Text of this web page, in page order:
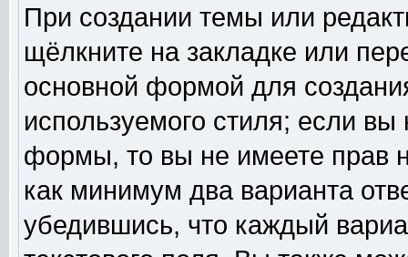
При создании темы или
щёлкните на закладке или
основной формой для
используемого стиля; если вы
формы, то вы не имеете прав
как минимум два варианта
убедившись, что каждый